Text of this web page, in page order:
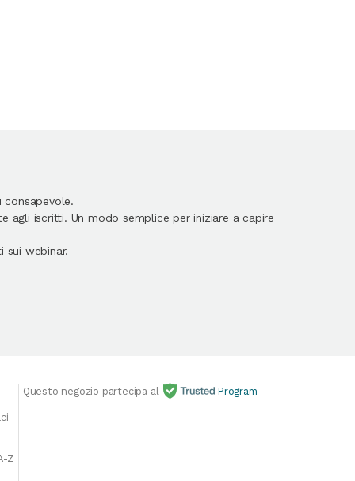
agli iscritti. Un modo semplice per iniziare a capire
sui webinar.
Z
Questo negozio partecipa al Program